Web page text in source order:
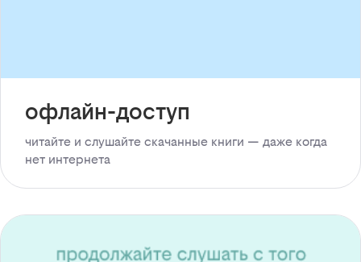
офлайн-доступ
читайте и слушайте скачанные книги — даже когда
нет интернета